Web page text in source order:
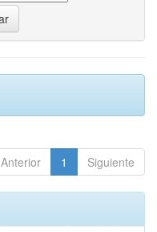
Anterior 1 Siguiente